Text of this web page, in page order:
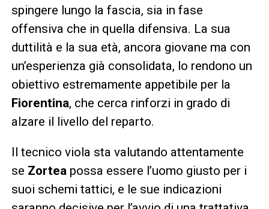
spingere lungo la fascia, sia in fase
offensiva che in quella difensiva. La sua
duttilità e la sua età, ancora giovane ma con
un’esperienza già consolidata, lo rendono un
obiettivo estremamente appetibile per la
Fiorentina, che cerca rinforzi in grado di
alzare il livello del reparto.
Il tecnico viola sta valutando attentamente
se Zortea possa essere l’uomo giusto per i
suoi schemi tattici, e le sue indicazioni